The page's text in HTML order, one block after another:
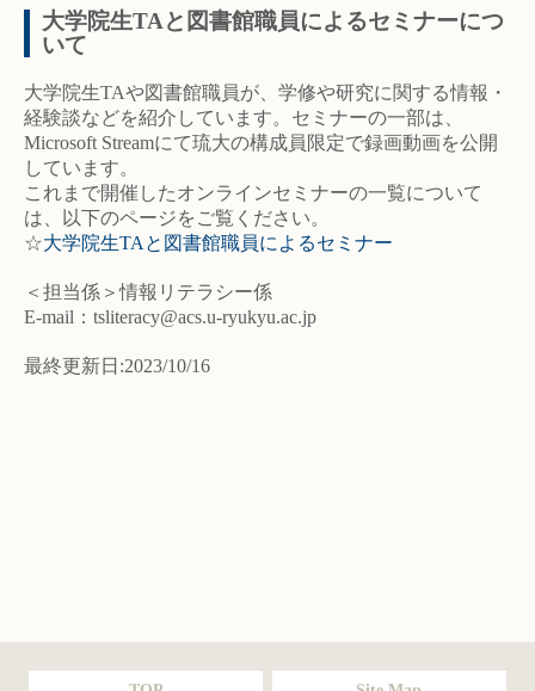
大学院生TAと図書館職員によるセミナーにつ
いて
大学院生TAや図書館職員が、学修や研究に関する情報・
経験談などを紹介しています。セミナーの一部は、
Microsoft Streamにて琉大の構成員限定で録画動画を公開
しています。
これまで開催したオンラインセミナーの一覧について
は、以下のページをご覧ください。
☆大学院生TAと図書館職員によるセミナー
＜担当係＞情報リテラシー係
E-mail：tsliteracy@acs.u-ryukyu.ac.jp
最終更新日:2023/10/16